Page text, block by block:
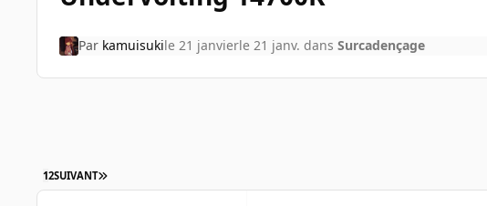
Par kamuisukile 21 janvierle 21 janv. dans Surcadençage
12SUIVANT